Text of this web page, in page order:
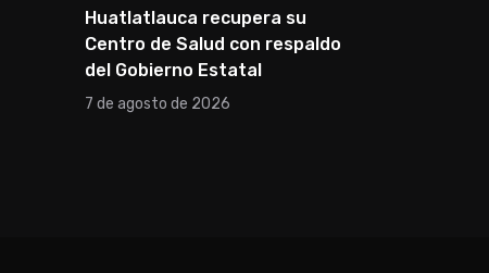
Huatlatlauca recupera su
Centro de Salud con respaldo
del Gobierno Estatal
7 de agosto de 2026